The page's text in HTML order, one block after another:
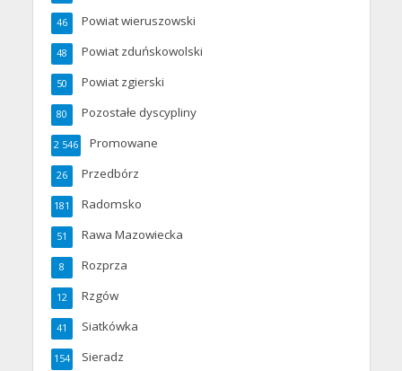
Powiat wieruszowski
46
Powiat zduńskowolski
48
Powiat zgierski
50
Pozostałe dyscypliny
80
Promowane
2 546
Przedbórz
26
Radomsko
181
Rawa Mazowiecka
51
Rozprza
8
Rzgów
12
Siatkówka
41
Sieradz
154